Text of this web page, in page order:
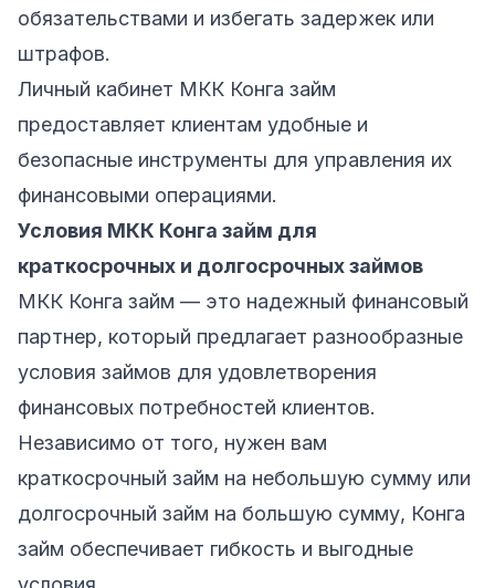
обязательствами и избегать задержек или
штрафов.
Личный кабинет МКК Конга займ
предоставляет клиентам удобные и
безопасные инструменты для управления их
финансовыми операциями.
Условия МКК Конга займ для
краткосрочных и долгосрочных займов
МКК Конга займ — это надежный финансовый
партнер, который предлагает разнообразные
условия займов для удовлетворения
финансовых потребностей клиентов.
Независимо от того, нужен вам
краткосрочный займ на небольшую сумму или
долгосрочный займ на большую сумму, Конга
займ обеспечивает гибкость и выгодные